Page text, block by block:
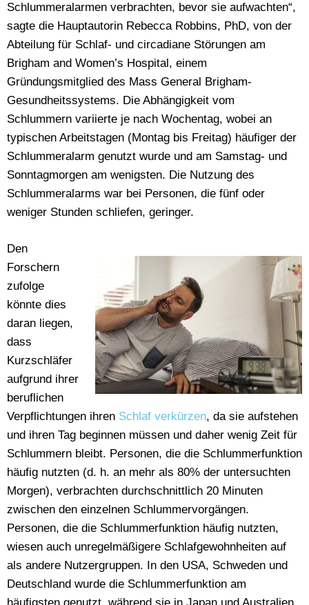
Schlummeralarmen verbrachten, bevor sie aufwachten“,
sagte die Hauptautorin Rebecca Robbins, PhD, von der
Abteilung für Schlaf- und circadiane Störungen am
Brigham and Women’s Hospital, einem
Gründungsmitglied des Mass General Brigham-
Gesundheitssystems. Die Abhängigkeit vom
Schlummern variierte je nach Wochentag, wobei an
typischen Arbeitstagen (Montag bis Freitag) häufiger der
Schlummeralarm genutzt wurde und am Samstag- und
Sonntagmorgen am wenigsten. Die Nutzung des
Schlummeralarms war bei Personen, die fünf oder
weniger Stunden schliefen, geringer.
Den
Forschern
zufolge
könnte dies
daran liegen,
dass
Kurzschläfer
aufgrund ihrer
beruflichen
Verpflichtungen ihren Schlaf verkürzen, da sie aufstehen
und ihren Tag beginnen müssen und daher wenig Zeit für
Schlummern bleibt. Personen, die die Schlummerfunktion
häufig nutzten (d. h. an mehr als 80% der untersuchten
Morgen), verbrachten durchschnittlich 20 Minuten
zwischen den einzelnen Schlummervorgängen.
Personen, die die Schlummerfunktion häufig nutzten,
wiesen auch unregelmäßigere Schlafgewohnheiten auf
als andere Nutzergruppen. In den USA, Schweden und
Deutschland wurde die Schlummerfunktion am